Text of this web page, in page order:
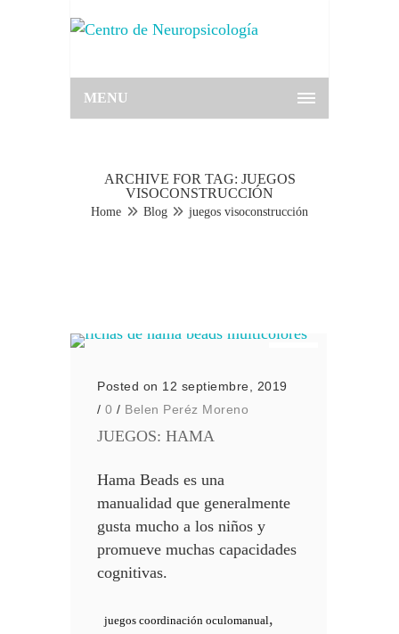
MENU
ARCHIVE FOR TAG: JUEGOS
VISOCONSTRUCCIÓN
Home Blog juegos visoconstrucción
Posted on 12 septiembre, 2019
/ 0 / Belen Peréz Moreno
JUEGOS: HAMA
Hama Beads es una
manualidad que generalmente
gusta mucho a los niños y
promueve muchas capacidades
cognitivas.
juegos coordinación oculomanual,